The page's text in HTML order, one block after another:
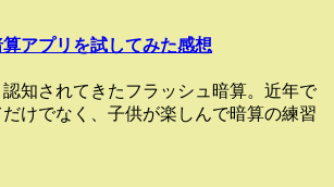
アプリを試してみた感想
知されてきたフラッシュ暗算。近年で
けでなく、子供が楽しんで暗算の練習